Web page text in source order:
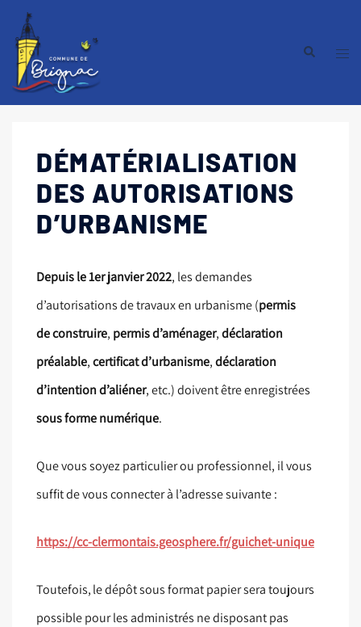
DÉMATÉRIALISATION
DES AUTORISATIONS
D’URBANISME
Depuis le 1er janvier 2022, les demandes
d’autorisations de travaux en urbanisme (permis
de construire, permis d’aménager,déclaration
préalable,certificat d’urbanisme,déclaration
d’intention d’aliéner, etc.) doivent être enregistrées
sous forme numérique.
Que vous soyez particulier ou professionnel, il vous
suffit de vous connecter à l’adresse suivante :
https://cc-clermontais.geosphere.fr/guichet-unique
Toutefois, le dépôt sous format papier sera toujours
possible pour les administrés ne disposant pas